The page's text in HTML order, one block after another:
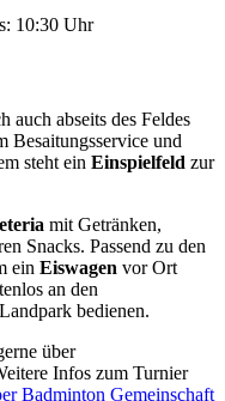
10:30 Uhr
auch abseits des Feldes
Besaitungsservice und
steht ein Einspielfeld zur
mit Getränken,
Snacks. Passend zu den
ein Eiswagen vor Ort
an den
bedienen.
über
Infos zum Turnier
Badminton Gemeinschaft